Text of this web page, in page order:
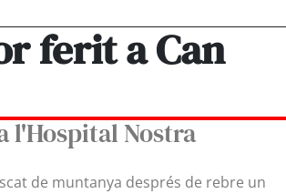
ferit a Can
l'Hospital Nostra
de muntanya després de rebre un